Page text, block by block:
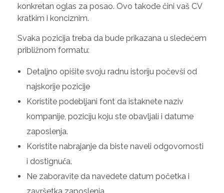
konkretan oglas za posao. Ovo takođe čini vaš CV
kratkim i konciznim.
Svaka pozicija treba da bude prikazana u sledećem
približnom formatu:
Detaljno opišite svoju radnu istoriju počevši od
najskorije pozicije
Koristite podebljani font da istaknete naziv
kompanije, poziciju koju ste obavljali i datume
zaposlenja.
Koristite nabrajanje da biste naveli odgovornosti
i dostignuća.
Ne zaboravite da navedete datum početka i